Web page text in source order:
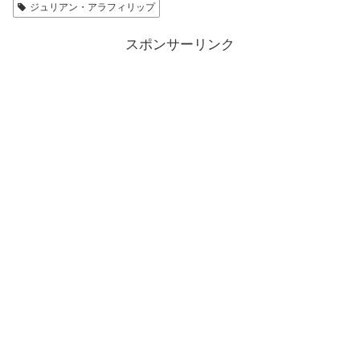
ジュリアン・アラフィリップ
スポンサーリンク